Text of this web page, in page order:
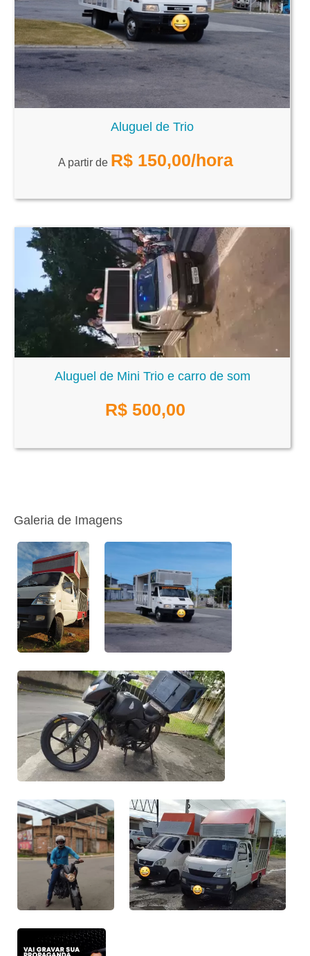
Aluguel de Trio
A partir de R$ 150,00/hora
Aluguel de Mini Trio e carro de som
R$ 500,00
Galeria de Imagens